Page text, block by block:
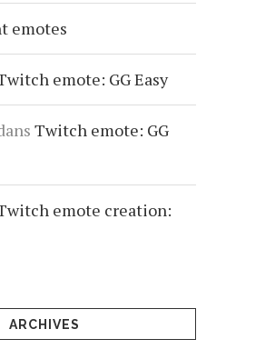
emotes
emote: GG Easy
Twitch emote: GG
emote creation:
ARCHIVES